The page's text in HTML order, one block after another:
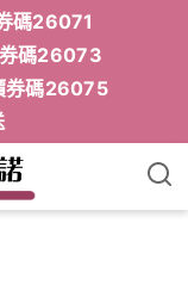
碼26071
碼26073
碼26075